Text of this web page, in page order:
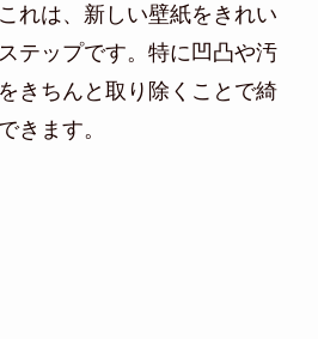
れは、新しい壁紙をきれい
テップです。特に凹凸や汚
きちんと取り除くことで綺
きます。